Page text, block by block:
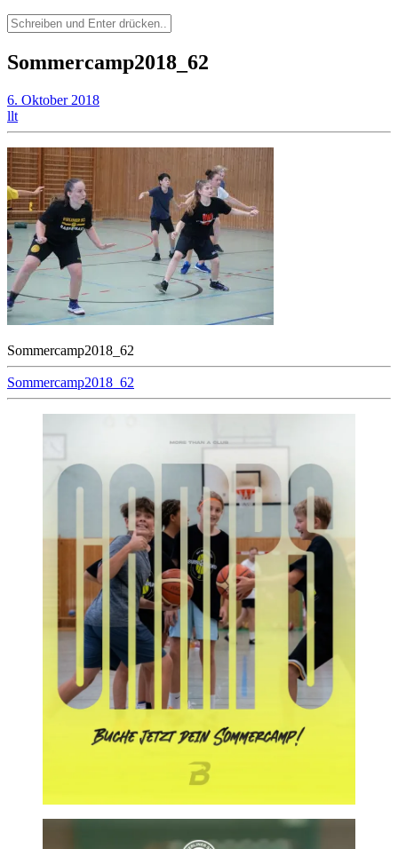
Suchen
nach:
Sommercamp2018_62
6. Oktober 2018
llt
Sommercamp2018_62
Beitragsnavigation
Sommercamp2018_62